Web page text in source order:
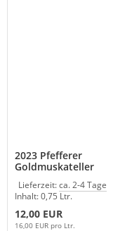
2023 Pfefferer
Goldmuskateller
Lieferzeit:ca. 2-4 Tage
Inhalt: 0,75 Ltr.
12,00 EUR
16,00 EUR pro Ltr.